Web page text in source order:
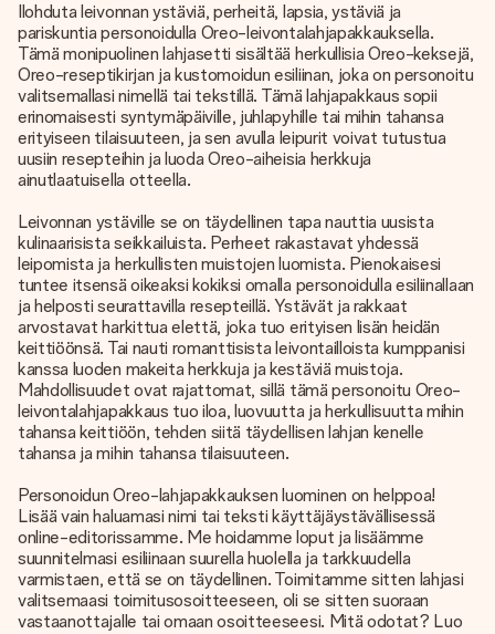
Ilohduta leivonnan ystäviä, perheitä, lapsia, ystäviä ja
pariskuntia personoidulla Oreo-leivontalahjapakkauksella.
Tämä monipuolinen lahjasetti sisältää herkullisia Oreo-keksejä,
Oreo-reseptikirjan ja kustomoidun esiliinan, joka on personoitu
valitsemallasi nimellä tai tekstillä. Tämä lahjapakkaus sopii
erinomaisesti syntymäpäiville, juhlapyhille tai mihin tahansa
erityiseen tilaisuuteen, ja sen avulla leipurit voivat tutustua
uusiin resepteihin ja luoda Oreo-aiheisia herkkuja
ainutlaatuisella otteella.
Leivonnan ystäville se on täydellinen tapa nauttia uusista
kulinaarisista seikkailuista. Perheet rakastavat yhdessä
leipomista ja herkullisten muistojen luomista. Pienokaisesi
tuntee itsensä oikeaksi kokiksi omalla personoidulla esiliinallaan
ja helposti seurattavilla resepteillä. Ystävät ja rakkaat
arvostavat harkittua elettä, joka tuo erityisen lisän heidän
keittiöönsä. Tai nauti romanttisista leivontailloista kumppanisi
kanssa luoden makeita herkkuja ja kestäviä muistoja.
Mahdollisuudet ovat rajattomat, sillä tämä personoitu Oreo-
leivontalahjapakkaus tuo iloa, luovuutta ja herkullisuutta mihin
tahansa keittiöön, tehden siitä täydellisen lahjan kenelle
tahansa ja mihin tahansa tilaisuuteen.
Personoidun Oreo-lahjapakkauksen luominen on helppoa!
Lisää vain haluamasi nimi tai teksti käyttäjäystävällisessä
online-editorissamme. Me hoidamme loput ja lisäämme
suunnitelmasi esiliinaan suurella huolella ja tarkkuudella
varmistaen, että se on täydellinen. Toimitamme sitten lahjasi
valitsemaasi toimitusosoitteeseen, oli se sitten suoraan
vastaanottajalle tai omaan osoitteeseesi. Mitä odotat? Luo